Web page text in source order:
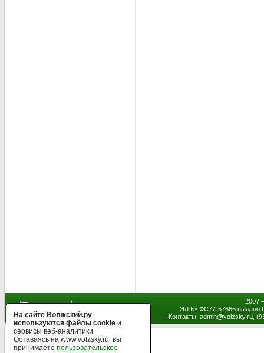
2007
ЭЛ № ФС77-57666 выдано
Контакты: admin@volzsky.ru,
На сайте Волжский.ру
используются файлы cookie и
сервисы веб-аналитики
Оставаясь на www.volzsky.ru, вы
принимаете пользовательское